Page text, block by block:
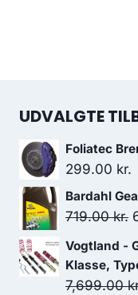
UDVALGTE
Foliatec
299.00 kr.
Bardahl
719.00kr.
Vogtland -
Klasse,
7,699.00